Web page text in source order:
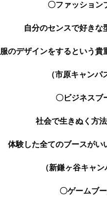
〇ファッション
自分のセンスで好きな
服のデザインをするという貴
（市原キャンパ
〇ビジネスブ
社会で生きぬく方法
体験した全てのブースがい
（新鎌ヶ谷キャン
〇ゲームブ